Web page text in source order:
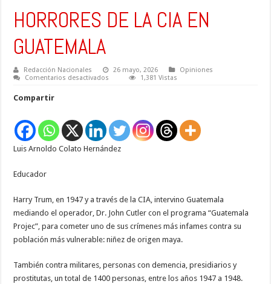
HORRORES DE LA CIA EN
GUATEMALA
Redacción Nacionales 26 mayo, 2026
Opiniones
Comentarios desactivados
GUATEMALA
1,381 Vistas
Compartir
Luis Arnoldo Colato Hernández
Educador
Harry Trum, en 1947 y a través de la CIA, intervino Guatemala
mediando el operador, Dr. John Cutler con el programa “Guatemala
Projec”, para cometer uno de sus crímenes más infames contra su
población más vulnerable: niñez de origen maya.
También contra militares, personas con demencia, presidiarios y
prostitutas, un total de 1400 personas, entre los años 1947 a 1948.